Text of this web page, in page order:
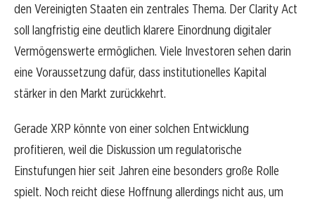
den Vereinigten Staaten ein zentrales Thema. Der Clarity Act
soll langfristig eine deutlich klarere Einordnung digitaler
Vermögenswerte ermöglichen. Viele Investoren sehen darin
eine Voraussetzung dafür, dass institutionelles Kapital
stärker in den Markt zurückkehrt.
Gerade XRP könnte von einer solchen Entwicklung
profitieren, weil die Diskussion um regulatorische
Einstufungen hier seit Jahren eine besonders große Rolle
spielt. Noch reicht diese Hoffnung allerdings nicht aus, um